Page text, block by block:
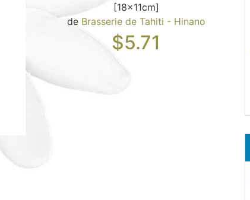
[18x11cm]
de Brasserie de Tahiti - Hinano
$5.71